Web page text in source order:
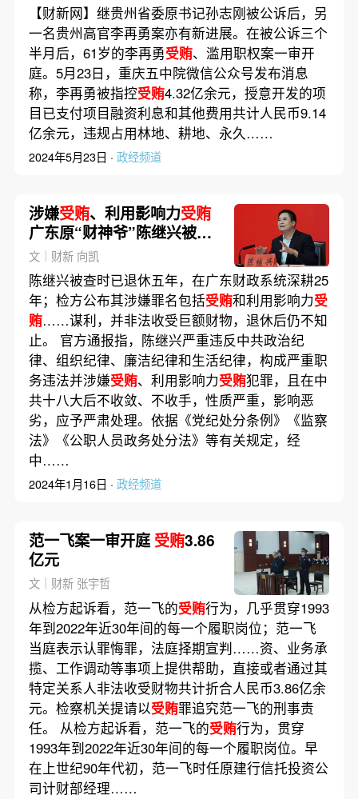
【财新网】继贵州省委原书记孙志刚被公诉后，另
一名贵州高官李再勇案亦有新进展。在被公诉三个
半月后，61岁的李再勇受贿、滥用职权案一审开
庭。5月23日，重庆五中院微信公众号发布消息
称，李再勇被指控受贿4.32亿余元，授意开发的项
目已支付项目融资利息和其他费用共计人民币9.14
亿余元，违规占用林地、耕地、永久……
2024年5月23日 · 政经频道
涉嫌受贿、利用影响力受贿
广东原“财神爷”陈继兴被逮
捕
文｜财新 向凯
陈继兴被查时已退休五年，在广东财政系统深耕25
年；检方公布其涉嫌罪名包括受贿和利用影响力受
贿……谋利，并非法收受巨额财物，退休后仍不知
止。 官方通报指，陈继兴严重违反中共政治纪
律、组织纪律、廉洁纪律和生活纪律，构成严重职
务违法并涉嫌受贿、利用影响力受贿犯罪，且在中
共十八大后不收敛、不收手，性质严重，影响恶
劣，应予严肃处理。依据《党纪处分条例》《监察
法》《公职人员政务处分法》等有关规定，经
中……
2024年1月16日 · 政经频道
范一飞案一审开庭受贿3.86
亿元
文｜财新 张宇哲
从检方起诉看，范一飞的受贿行为，几乎贯穿1993
年到2022年近30年间的每一个履职岗位；范一飞
当庭表示认罪悔罪，法庭择期宣判……资、业务承
揽、工作调动等事项上提供帮助，直接或者通过其
特定关系人非法收受财物共计折合人民币3.86亿余
元。检察机关提请以受贿罪追究范一飞的刑事责
任。 从检方起诉看，范一飞的受贿行为，贯穿
1993年到2022年近30年间的每一个履职岗位。早
在上世纪90年代初，范一飞时任原建行信托投资公
司计财部经理……